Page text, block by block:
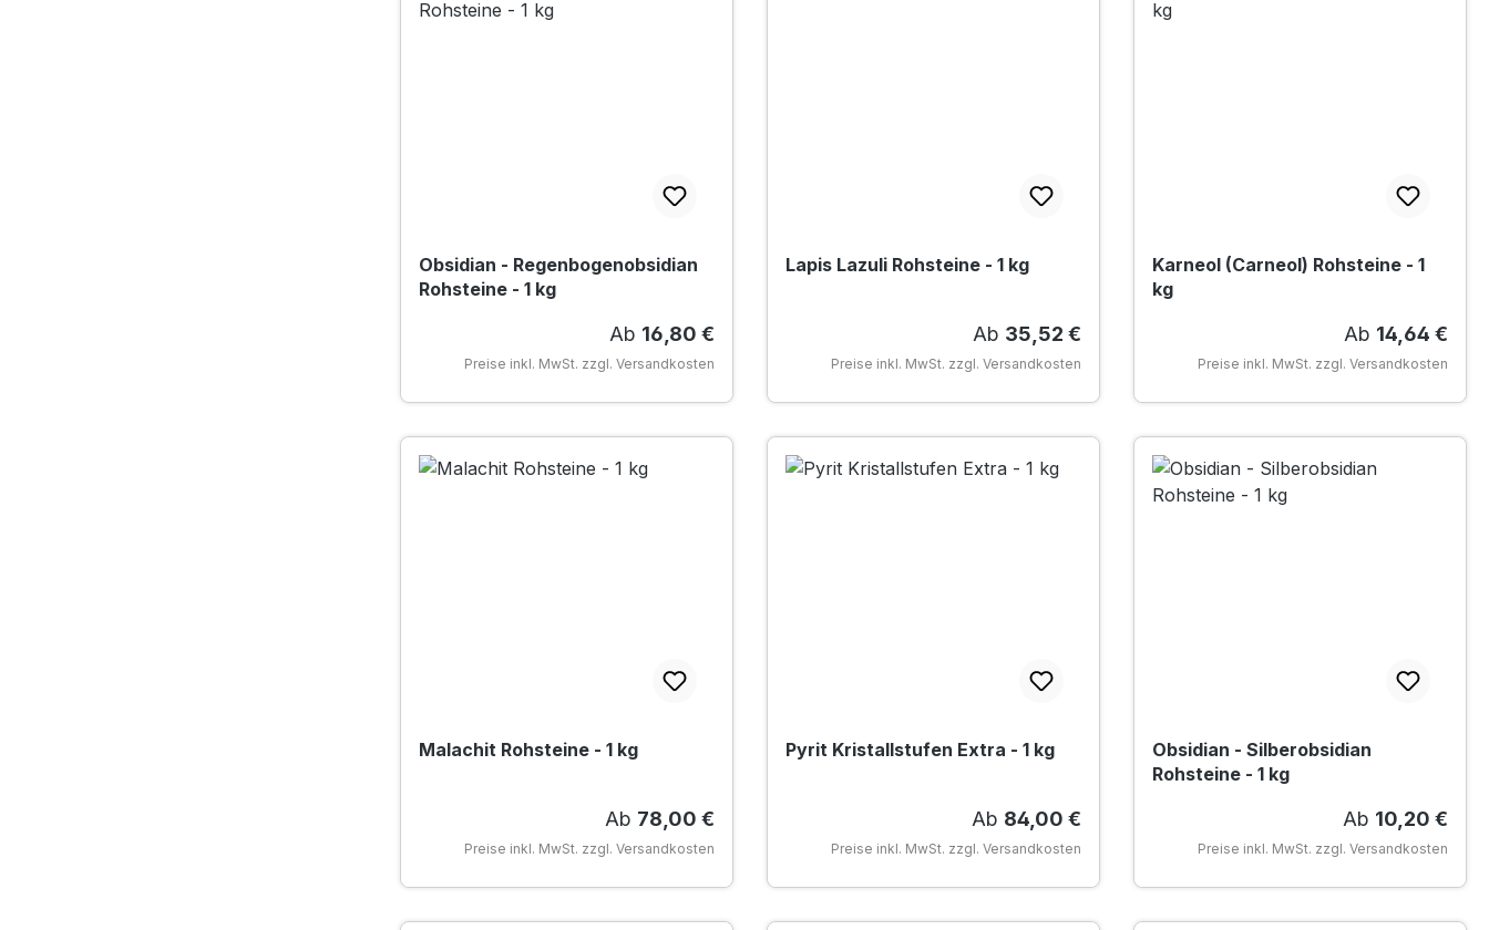
Obsidian - Regenbogenobsidian
Rohsteine - 1 kg
Regulärer Preis:
Ab 16,80 €
Preise inkl. MwSt. zzgl. Versandkosten
Lapis Lazuli Rohsteine - 1 kg
Regulärer Preis:
Ab 35,52 €
Preise inkl. MwSt. zzgl. Versandkosten
Karneol (Carneol) Rohsteine - 1
kg
Regulärer
Ab 14,64 €
Preise inkl. MwSt. zzgl. Versandkosten
Malachit Rohsteine - 1 kg
Regulärer Preis:
Ab 78,00 €
Preise inkl. MwSt. zzgl. Versandkosten
Pyrit Kristallstufen Extra - 1 kg
Regulärer Preis:
Ab 84,00 €
Preise inkl. MwSt. zzgl. Versandkosten
Obsidian - Silberobsidian
Rohsteine - 1 kg
Regulärer
Ab 10,20 €
Preise inkl. MwSt. zzgl. Versandkosten